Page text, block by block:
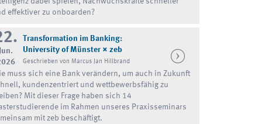
effektiver zu onboarden?
Jun.
Transformation im Banking:
University of Münster × zeb
Geschrieben von Marcus Jan Hillbrand
muss sich eine Bank verändern, um auch in Zukunft
kundenzentriert und wettbewerbsfähig zu
Mit dieser Frage haben sich 14
im Rahmen unseres Praxisseminars
mit zeb beschäftigt.